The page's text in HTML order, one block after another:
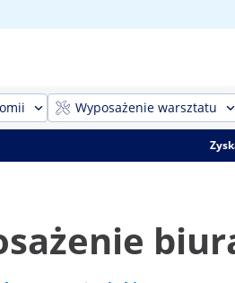
Wyposażenie warsztatu